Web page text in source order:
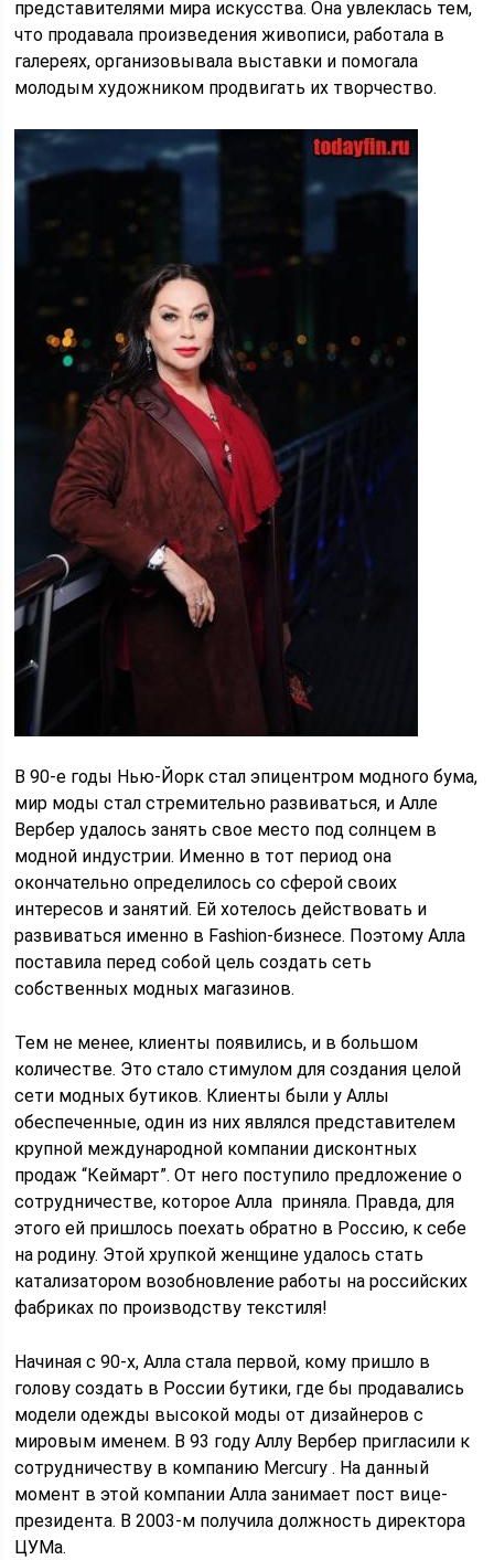
представителями мира искусства. Она увлеклась тем,
что продавала произведения живописи, работала в
галереях, организовывала выставки и помогала
молодым художником продвигать их творчество.
В 90-е годы Нью-Йорк стал эпицентром модного бума,
мир моды стал стремительно развиваться, и Алле
Вербер удалось занять свое место под солнцем в
модной индустрии. Именно в тот период она
окончательно определилось со сферой своих
интересов и занятий. Ей хотелось действовать и
развиваться именно в Fashion-бизнесе. Поэтому Алла
поставила перед собой цель создать сеть
собственных модных магазинов.
Тем не менее, клиенты появились, и в большом
количестве. Это стало стимулом для создания целой
сети модных бутиков. Клиенты были у Аллы
обеспеченные, один из них являлся представителем
крупной международной компании дисконтных
продаж “Кеймарт”. От него поступило предложение о
сотрудничестве, которое Алла приняла. Правда, для
этого ей пришлось поехать обратно в Россию, к себе
на родину. Этой хрупкой женщине удалось стать
катализатором возобновление работы на российских
фабриках по производству текстиля!
Начиная с 90-х, Алла стала первой, кому пришло в
голову создать в России бутики, где бы продавались
модели одежды высокой моды от дизайнеров с
мировым именем. В 93 году Аллу Вербер пригласили к
сотрудничеству в компанию Mercury . На данный
момент в этой компании Алла занимает пост вице-
президента. В 2003-м получила должность директора
ЦУМа.